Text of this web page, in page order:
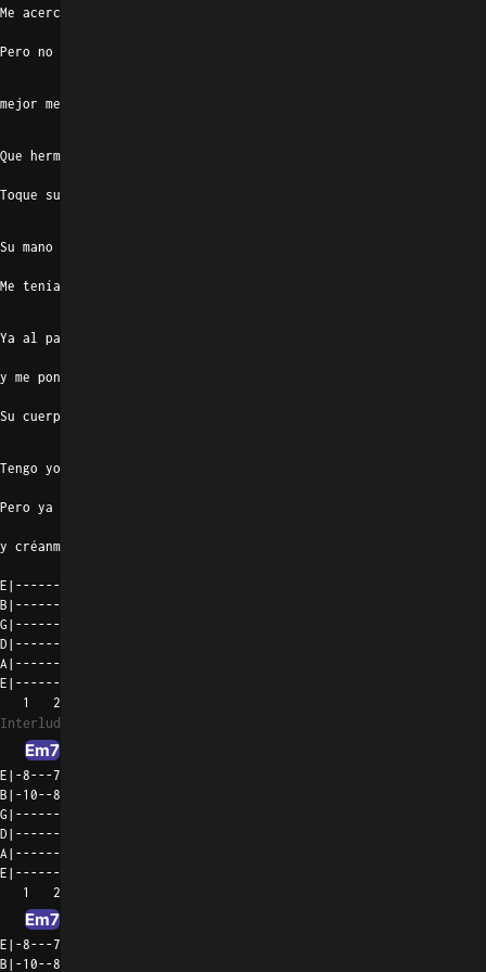
Me acerco y la    neta no se si saludar
Pero no es malo
mejor me voy a aventar
Que hermosa niña  créanme que fue la verdad
Toque su hombro y al instante me mira
Su mano pega  y me lleva junto a bailar
Me tenía loco la forma de su mirar
Ya al pasó en que   ella se me pega
y me pone a bailar
Su cuerpo pegadito al mío me hacía vibrar
Tengo yo miedo y no me quiero enamorar
Pero ya es tarde
y créanme que esto me gusta
E|-----------------10--10---|
B|-----------------12--12---|
G|--------------------------|
D|--------------------------|
A|--------------------------|
E|--------------------------|
   1   2   3   4   5   6
Interlude 1
Em7
E|-8---7-7--3--7---7-7---3--|-7-----7-7-------10--10---|
B|-10--8-8-----8---8-8------|-8-----8-8-------12--12---|
G|--------------------------|--------------------------|
D|--------------------------|--------------------------|
A|--------------------------|--------------------------|
E|--------------------------|--------------------------|
   1   2   3   4   5   6      1   2   3   4   5   6
Em7
E|-8---7-7--3--7---7-7---3--|-7------7-77--77--77--77--|
B|-10--8-8-----8---8-8------|-8-------8---8---8---8----|